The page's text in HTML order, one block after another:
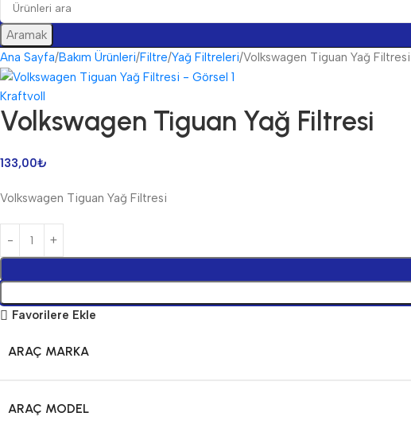
Aramak
Ana Sayfa Bakım Ürünleri Filtre Yağ Filtreleri Volkswagen Tiguan Yağ Filtresi
Kraftvoll
Volkswagen Tiguan Yağ Filtresi
133,00₺
Volkswagen Tiguan Yağ Filtresi
Favorilere Ekle
ARAÇ MARKA
ARAÇ MODEL